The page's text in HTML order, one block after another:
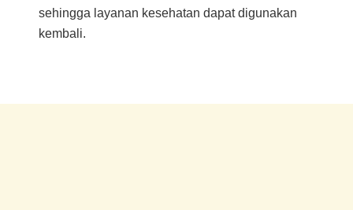
sehingga layanan kesehatan dapat digunakan
kembali.